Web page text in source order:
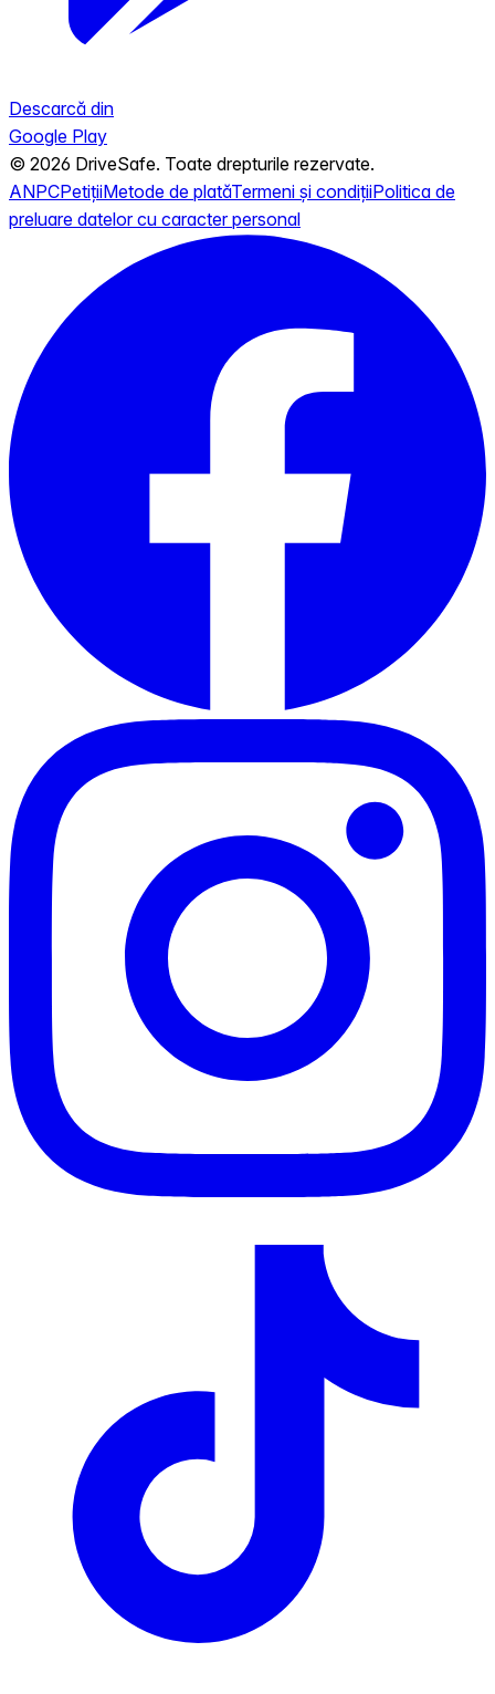
Descarcă din
Google Play
© 2026 DriveSafe. Toate drepturile rezervate.
ANPCPetițiiMetode de platăTermeni și condițiiPolitica de
preluare datelor cu caracter personal